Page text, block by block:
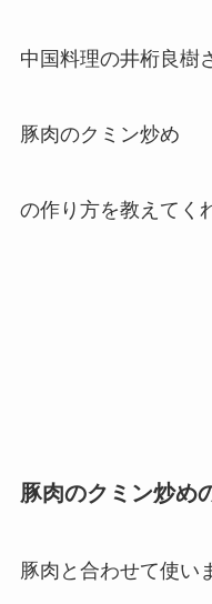
中国料理の井桁良樹
豚肉のクミン炒め
の作り方を教えてく
豚肉のクミン炒め
豚肉と合わせて使い